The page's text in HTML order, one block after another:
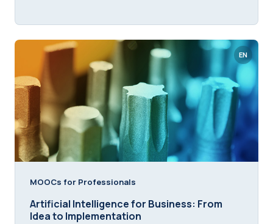
EN
MOOCs for Professionals
Artificial Intelligence for Business: From
Idea to Implementation